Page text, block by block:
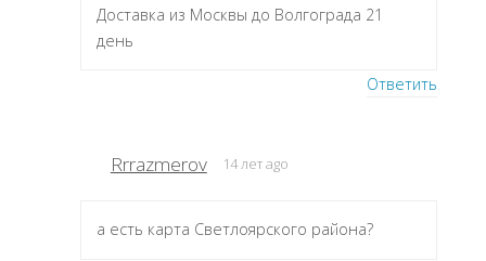
Доставка из Москвы до Волгограда 21
день
Ответить
Rrrazmerov 14 лет ago
а есть карта Светлоярского района?